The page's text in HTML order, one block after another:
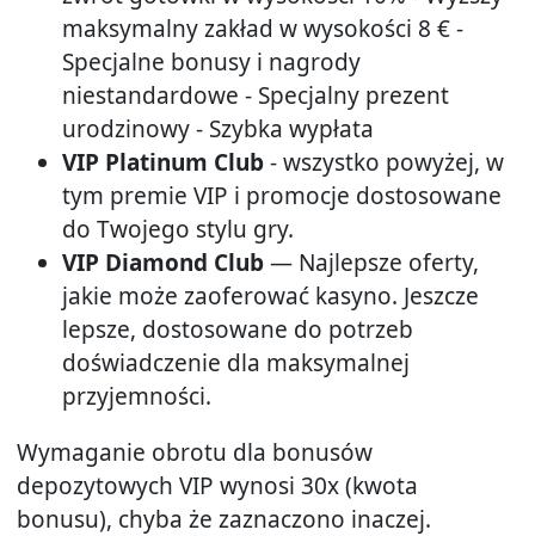
maksymalny zakład w wysokości 8 € -
Specjalne bonusy i nagrody
niestandardowe - Specjalny prezent
urodzinowy - Szybka wypłata
VIP Platinum Club- wszystko powyżej, w
tym premie VIP i promocje dostosowane
do Twojego stylu gry.
VIP Diamond Club— Najlepsze oferty,
jakie może zaoferować kasyno. Jeszcze
lepsze, dostosowane do potrzeb
doświadczenie dla maksymalnej
przyjemności.
Wymaganie obrotu dla bonusów
depozytowych VIP wynosi 30x (kwota
bonusu), chyba że zaznaczono inaczej.